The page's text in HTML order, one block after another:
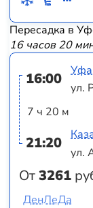
Пересадка в
16 часов 20
16:00
7 ч 20 м
21:20
От3261
ул.
ул.
ДенЛеДа